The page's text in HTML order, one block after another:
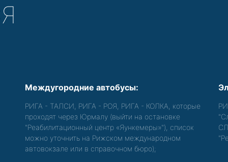
Междугородние автобусы:
РИГА - ТАЛСИ, РИГА - РОЯ, РИГА - КОЛКА, которые
проходят через Юрмалу (выйти на остановке
"Реабилитационный центр «Яункемеры»"), список
можно уточнить на Рижском международном
автовокзале или в справочном бюро);